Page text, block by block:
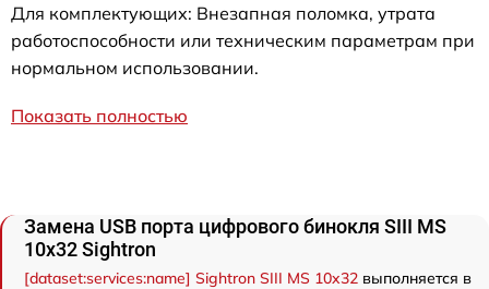
Для комплектующих: Внезапная поломка, утрата
работоспособности или техническим параметрам при
нормальном использовании.
Показать полностью
Замена USB порта цифрового бинокля SIII MS
10x32 Sightron
[dataset:services:name] Sightron SIII MS 10x32 выполняется в